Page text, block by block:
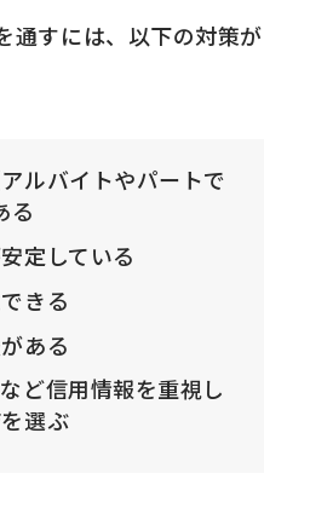
通すには、以下の対策が
ルバイトやパートで
る
定している
きる
ある
ど信用情報を重視し
選ぶ